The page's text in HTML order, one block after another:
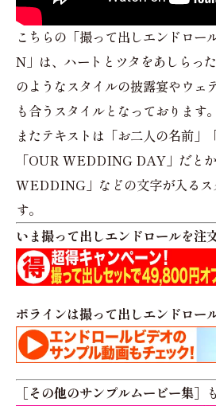
こちらの「撮って出しエンドロー
N」は、ハートとツタをあしらっ
のようなスタイルの披露宴やウェ
も合うスタイルとなっております。
またテキストは「お二人の名前」
「OUR WEDDING DAY」だと
WEDDING」などの文字が入るス
す。
いま撮って出しエンドロールを注
ポラインは撮って出しエンドロー
［その他のサンプルムービー集］